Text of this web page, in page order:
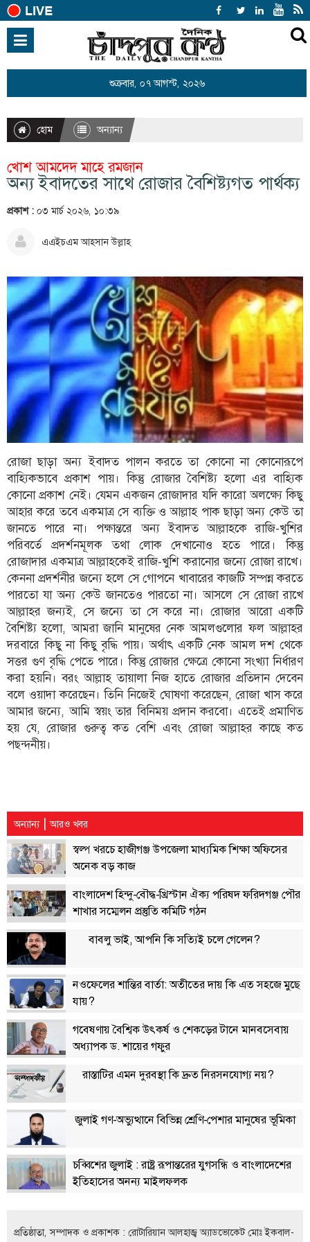
শুক্রবার, ০৭ আগস্ট, ২০২৬
হোম
জাতীয়
আন্তর্জাতিক
রাজনীতি
বিনোদন
সারাদেশ
ফিচার
সম্পাদকীয়
অন্যান্য
আইন-
আদালত
উপ-
কৃষি
ও
প্রকৃতি
অপরাধ
চাঁদপুর
জেলার
খবর
প্রবাস
তথ্য-
প্রযুক্তি
মতামত
ধর্ম
শিশু-
সাহিত্য
ও
সংস্কৃতি
নারী
ও
শিশু
ভ্রমণ
লাইফস্টাইল
এক্সক্লুসিভ
সোস্যাল
মিডিয়া
গণমাধ্যম
রাজধানী
ইতিহাস
কয়
ক্যারিয়ার
চাকুরি
ফটোগ্রাফার
হোম অন্যান্য
খোশ আমদেদ মাহে রমজান
অন্য ইবাদতের সাথে রোজার বৈশিষ্ট্যগত পার্থক্য
প্রকাশ : ০৩ মার্চ ২০২৬, ১০:৩৯
এএইচএম আহসান উল্লাহ
রোজা ছাড়া অন্য ইবাদত পালন করতে তা কোনো না কোনোরূপে
বাহ্যিকভাবে প্রকাশ পায়। কিন্তু রোজার বৈশিষ্ট্য হলো এর বাহ্যিক
কোনো প্রকাশ নেই। যেমন একজন রোজাদার যদি কারো অলক্ষ্যে কিছু
আহার করে তবে একমাত্র সে ব্যক্তি ও আল্লাহ পাক ছাড়া অন্য কেউ তা
জানতে পারে না। পক্ষান্তরে অন্য ইবাদত আল্লাহকে রাজি-খুশির
পরিবর্তে প্রদর্শনমূলক তথা লোক দেখানোও হতে পারে। কিন্তু
রোজাদার একমাত্র আল্লাহকেই রাজি-খুশি করানোর জন্যে রোজা রাখে।
কেননা প্রদর্শনীর জন্যে হলে সে গোপনে খাবারের কাজটি সম্পন্ন করতে
পারতো যা অন্য কেউ জানতেও পারতো না। আসলে সে রোজা রাখে
আল্লাহর জন্যই, সে জন্যে তা সে করে না। রোজার আরো একটি
বৈশিষ্ট্য হলো, আমরা জানি মানুষের নেক আমলগুলোর ফল আল্লাহর
দরবারে কিছু না কিছু বৃদ্ধি পায়। অর্থাৎ একটি নেক আমল দশ থেকে
সত্তর গুণ বৃদ্ধি পেতে পারে। কিন্তু রোজার ক্ষেত্রে কোনো সংখ্যা নির্ধারণ
করা হয়নি। বরং আল্লাহ তায়ালা নিজ হাতে রোজার প্রতিদান দেবেন
বলে ওয়াদা করেছেন। তিনি নিজেই ঘোষণা করেছেন, রোজা খাস করে
আমার জন্যে, আমি স্বয়ং তার বিনিময় প্রদান করবো। এতেই প্রমাণিত
হয় যে, রোজার গুরুত্ব কত বেশি এবং রোজা আল্লাহর কাছে কত
পছন্দনীয়।
অন্যান্য | আরও খবর
স্বল্প খরচে হাজীগঞ্জ উপজেলা মাধ্যমিক শিক্ষা অফিসের
অনেক বড় কাজ
বাংলাদেশ হিন্দু-বৌদ্ধ-খ্রিস্টান ঐক্য পরিষদ ফরিদগঞ্জ পৌর
শাখার সম্মেলন প্রস্তুতি কমিটি গঠন
বাবলু ভাই, আপনি কি সত্যিই চলে গেলেন?
নওফেলের শান্তির বার্তা: অতীতের দায় কি এত সহজে মুছে
যায়?
গবেষণায় বৈশ্বিক উৎকর্ষ ও শেকড়ের টানে মানবসেবায়
অধ্যাপক ড. শায়ের গফুর
রাস্তাটির এমন দুরবস্থা কি দ্রুত নিরসনযোগ্য নয়?
জুলাই গণ-অভ্যুত্থানে বিভিন্ন শ্রেণি-পেশার মানুষের ভূমিকা
চব্বিশের জুলাই : রাষ্ট্র রূপান্তরের যুগসন্ধি ও বাংলাদেশের
ইতিহাসের অনন্য মাইলফলক
প্রতিষ্ঠাতা, সম্পাদক ও প্রকাশক : রোটারিয়ান আলহাজ্ব অ্যাডভোকেট মোঃ ইকবাল-